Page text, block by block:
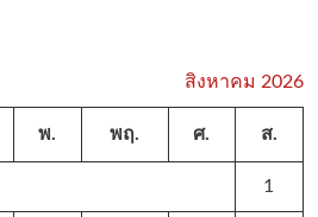
สิงหาคม 2026
พ. พฤ. ศ. ส.
1